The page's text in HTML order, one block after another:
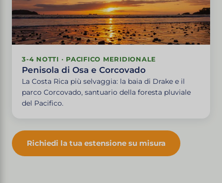
3-4 NOTTI · PACIFICO MERIDIONALE
Penisola di Osa e Corcovado
La Costa Rica più selvaggia: la baia di Drake e il
parco Corcovado, santuario della foresta pluviale
del Pacifico.
Richiedi la tua estensione su misura